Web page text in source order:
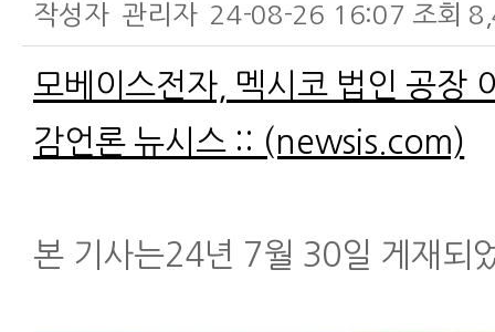
작성자 관리자 24-08-26 16:07 조회
본문
모베이스전자, 멕시코 법인 공장
감언론 뉴시스 :: (newsis.com)
본 기사는24년 7월 30일 게재되